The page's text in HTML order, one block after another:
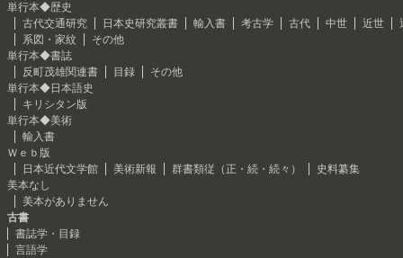
単行本◆歴史
古代交通研究
日本史研究叢書 輸入書 考古学 古代 中世 近世
系図・家紋
その他
単行本◆書誌
反町茂雄関連書
目録
その他
単行本◆日本語史
キリシタン版
単行本◆美術
輸入書
Ｗｅｂ版
日本近代文学館
美術新報 群書類従（正・続・続々）
史料纂集
美本なし
美本がありません
古書
書誌学・目録
言語学